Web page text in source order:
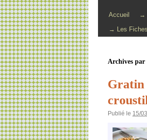
Accueil →
→ Les
Archives par
Gratin
Publié le 15/